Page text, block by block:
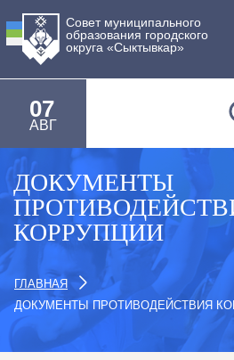
Совет муниципального
образования городского
округа «Сыктывкар»
07
АВГ
ДОКУМЕНТЫ
КОРРУПЦИИ
ГЛАВНАЯ
ДОКУМЕНТЫ ПРОТИВОДЕЙСТВИЯ